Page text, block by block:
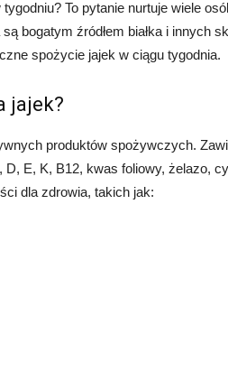
To pytanie nurtuje wiele
bogatym źródłem białka i innych
spożycie jajek w ciągu tygodnia.
jajek?
produktów spożywczych.
D, E, K, B12, kwas foliowy, żelazo,
dla zdrowia, takich jak: